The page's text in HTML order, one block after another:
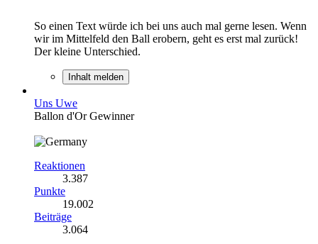
So einen Text würde ich bei uns auch mal gerne lesen. Wenn
wir im Mittelfeld den Ball erobern, geht es erst mal zurück!
Der kleine Unterschied.
Inhalt melden
Uns Uwe
Ballon d'Or Gewinner
Reaktionen
3.387
Punkte
19.002
Beiträge
3.064